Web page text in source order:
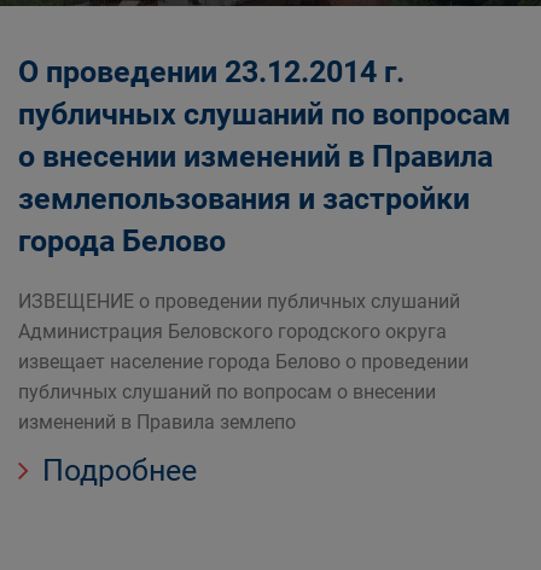
О проведении 23.12.2014 г.
публичных слушаний по вопросам
о внесении изменений в Правила
землепользования и застройки
города Белово
ИЗВЕЩЕНИЕ о проведении публичных слушаний
Администрация Беловского городского округа
извещает население города Белово о проведении
публичных слушаний по вопросам о внесении
изменений в Правила землепо
Подробнее